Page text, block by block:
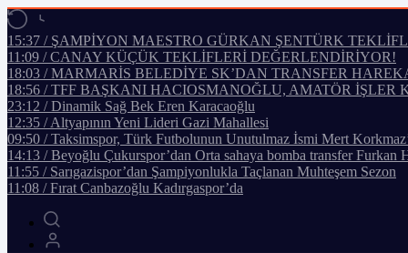
15:37 / ŞAMPİYON MAESTRO GÜRKAN ŞENTÜRK
11:09 / CANAY KÜÇÜK TEKLİFLERİ DEĞERLENDİRİYOR!
18:03 / MARMARİS BELEDİYE SK’DAN TRANSFER
18:56 / TFF BAŞKANI HACIOSMANOĞLU, AMATÖR İŞLER
23:12 / Dinamik Sağ Bek Eren Karacaoğlu
12:35 / Altyapının Yeni Lideri Gazi Mahallesi
09:50 / Taksimspor, Türk Futbolunun Unutulmaz İsmi Mert
14:13 / Beyoğlu Çukurspor’dan Orta sahaya bomba transfer Furkan
11:55 / Sarıgazispor’dan Şampiyonlukla Taçlanan Muhteşem Sezon
11:08 / Fırat Canbazoğlu Kadırgaspor’da